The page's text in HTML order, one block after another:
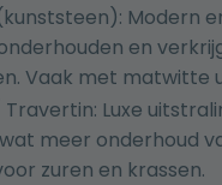
Modern
en
Vaak met matwitte
Luxe
meer onderhoud
zuren en krassen.